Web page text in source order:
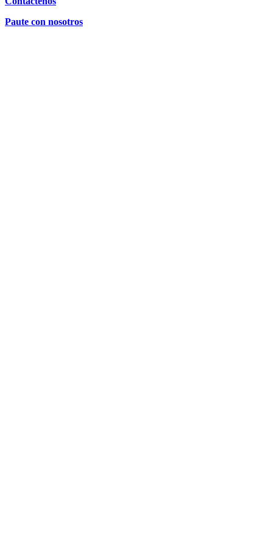
Paute con nosotros